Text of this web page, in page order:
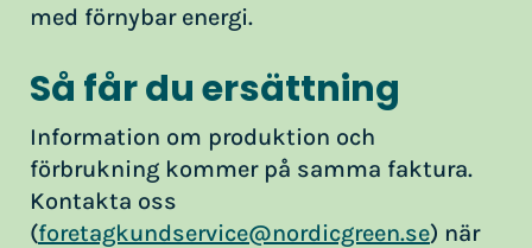
med förnybar energi.
Så får du ersättning
Information om produktion och
förbrukning kommer på samma faktura.
Kontakta oss
(foretagkundservice@nordicgreen.se) när